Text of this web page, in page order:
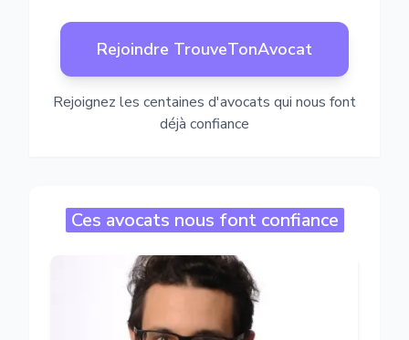
Rejoindre TrouveTonAvocat
Rejoignez les centaines d'avocats qui nous font
déjà confiance
Ces avocats nous font confiance